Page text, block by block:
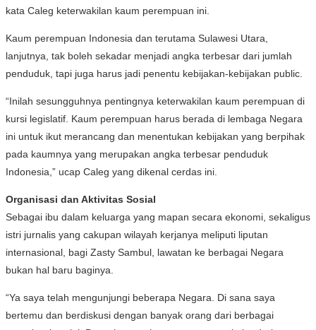
kata Caleg keterwakilan kaum perempuan ini.
Kaum perempuan Indonesia dan terutama Sulawesi Utara,
lanjutnya, tak boleh sekadar menjadi angka terbesar dari jumlah
penduduk, tapi juga harus jadi penentu kebijakan-kebijakan public.
“Inilah sesungguhnya pentingnya keterwakilan kaum perempuan di
kursi legislatif. Kaum perempuan harus berada di lembaga Negara
ini untuk ikut merancang dan menentukan kebijakan yang berpihak
pada kaumnya yang merupakan angka terbesar penduduk
Indonesia,” ucap Caleg yang dikenal cerdas ini.
Organisasi dan Aktivitas Sosial
Sebagai ibu dalam keluarga yang mapan secara ekonomi, sekaligus
istri jurnalis yang cakupan wilayah kerjanya meliputi liputan
internasional, bagi Zasty Sambul, lawatan ke berbagai Negara
bukan hal baru baginya.
“Ya saya telah mengunjungi beberapa Negara. Di sana saya
bertemu dan berdiskusi dengan banyak orang dari berbagai